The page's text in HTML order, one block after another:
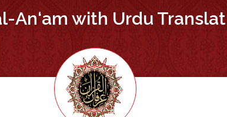
An‘am with Urdu